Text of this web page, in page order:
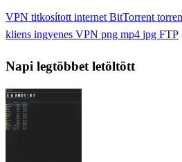
VPN titkosított internet BitTorrent
kliens ingyenes VPN png mp4 jpg FTP
Napi legtöbbet letöltött